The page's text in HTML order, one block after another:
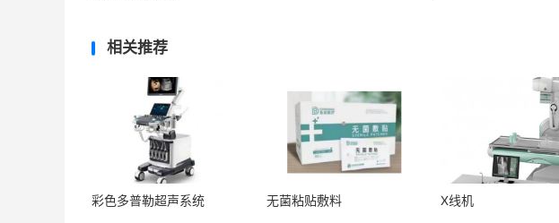
相关推荐
彩色多普勒超声系统 无菌粘贴敷料 X线机